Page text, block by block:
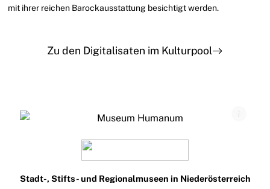
mit ihrer reichen Barockausstattung besichtigt werden.
Zu den Digitalisaten im Kulturpool
Stadt-, Stifts- und Regionalmuseen in Niederösterreich